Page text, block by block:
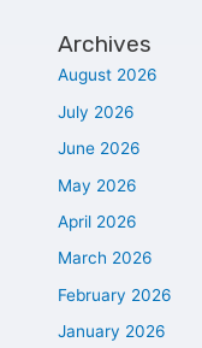
Archives
August 2026
July 2026
June 2026
May 2026
April 2026
March 2026
February 2026
January 2026